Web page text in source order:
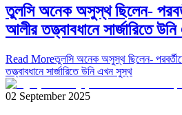
তুলসি অনেক অসুস্থ ছিলেন-
আলীর তত্ত্বাবধানে সার্জারিতে
Read Moreতুলসি অনেক অসুস্থ ছিলেন-
তত্ত্বাবধানে সার্জারিতে উনি এখন সুস্থ
02 September 2025